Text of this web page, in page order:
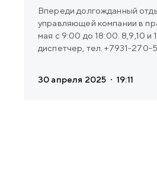
Впереди долгожданный отдых и
управляющей компании в
мая с 9:00 до 18:00. 8,9,10 и
диспетчер, тел. +7931-
22:00 с перерывом на тихий
30 апреля 2025 19:11